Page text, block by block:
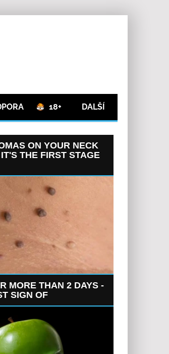
18+ DALŠÍ
ON YOUR NECK
THE FIRST STAGE
MORE THAN 2 DAYS -
SIGN OF